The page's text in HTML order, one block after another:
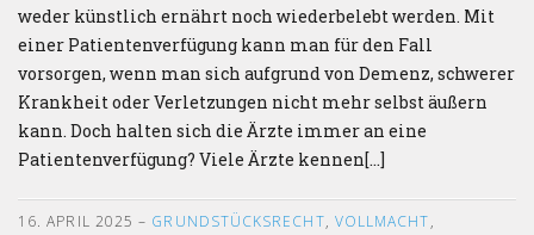
weder künstlich ernährt noch wiederbelebt werden. Mit
einer Patientenverfügung kann man für den Fall
vorsorgen, wenn man sich aufgrund von Demenz, schwerer
Krankheit oder Verletzungen nicht mehr selbst äußern
kann. Doch halten sich die Ärzte immer an eine
Patientenverfügung? Viele Ärzte kennen[…]
16. APRIL 2025 – GRUNDSTÜCKSRECHT, VOLLMACHT,